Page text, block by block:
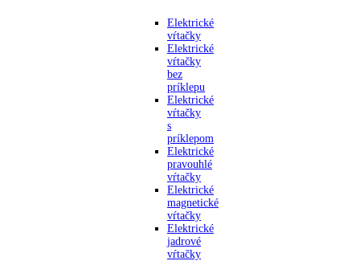
Elektrické
vŕtačky
Elektrické
vŕtačky
bez
príklepu
Elektrické
vŕtačky
s
príklepom
Elektrické
pravouhlé
vŕtačky
Elektrické
magnetické
vŕtačky
Elektrické
jadrové
vŕtačky